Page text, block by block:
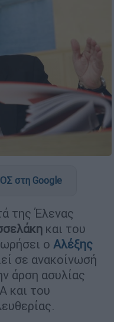
στη Google
της Έλενας
και του
ο Αλέξης
σε ανακοίνωσή
άρση ασυλίας
και του